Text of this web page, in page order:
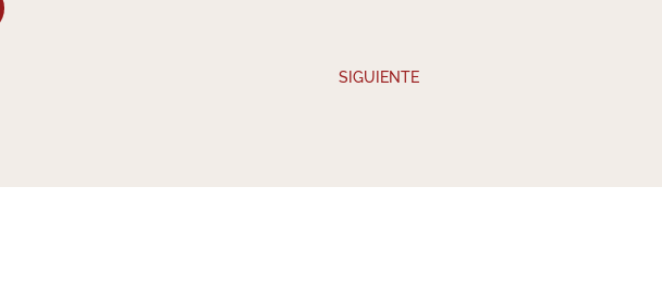
SIGUIENTE